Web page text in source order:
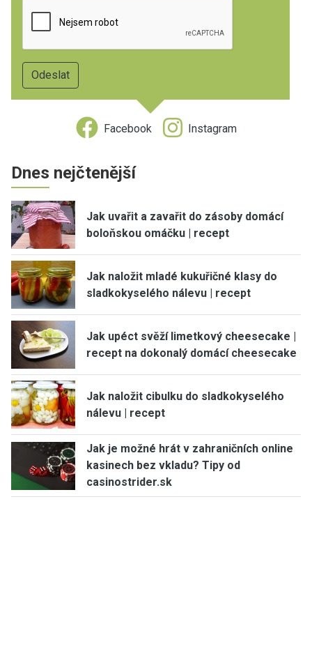
Facebook Instagram
Dnes nejčtenější
Jak uvařit a zavařit do zásoby domácí
boloňskou omáčku | recept
Jak naložit mladé kukuřičné klasy do
sladkokyselého nálevu | recept
Jak upéct svěží limetkový cheesecake |
recept na dokonalý domácí cheesecake
Jak naložit cibulku do sladkokyselého
nálevu | recept
Jak je možné hrát v zahraničních online
kasinech bez vkladu? Tipy od
casinostrider.sk